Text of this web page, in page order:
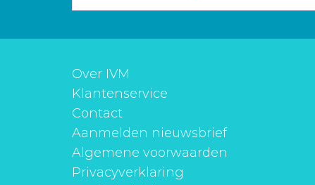
Over IVM
Klantenservice
Contact
Aanmelden nieuwsbrief
Algemene voorwaarden
Privacyverklaring